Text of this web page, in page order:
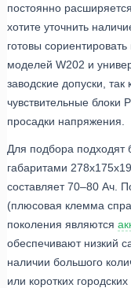
постоянно
хотите уточнить
готовы
моделей W202 и
заводские допуски,
чувствительные блоки
просадки напряжения.
Для подбора подходят
габаритами
составляет 70–80 Ач.
(плюсовая клемма
поколения являются
обеспечивают низкий
наличии большого
или коротких